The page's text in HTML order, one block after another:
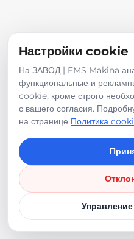
Настройки cookie
На ЗАВОД | EMS Makina
функциональные и
cookie, кроме строго
с вашего согласия.
на странице Политика